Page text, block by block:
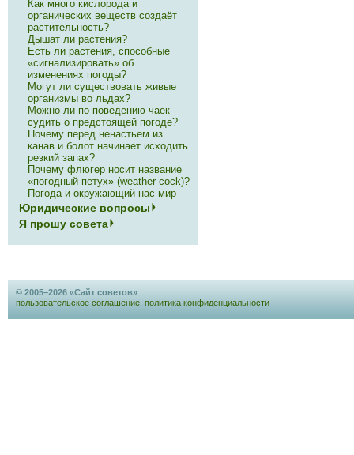
Как много кислорода и
органических веществ создаёт
растительность?
Дышат ли растения?
Есть ли растения, способные
«сигнализировать» об
изменениях погоды?
Могут ли существовать живые
организмы во льдах?
Можно ли по поведению чаек
судить о предстоящей погоде?
Почему перед ненастьем из
канав и болот начинает исходить
резкий запах?
Почему флюгер носит название
«погодный петух» (weather cock)?
Погода и окружающий нас мир
Юридические вопросы
Я прошу совета
© 2005–2026 «Сайт советов»
пользовательское соглашение политика конфиденциальности